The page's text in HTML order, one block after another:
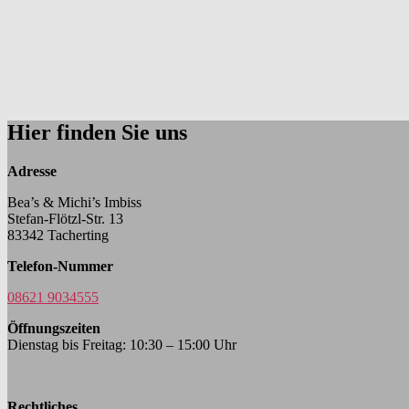
Hier finden Sie uns
Adresse
Bea’s & Michi’s Imbiss
Stefan-Flötzl-Str. 13
83342 Tacherting
Telefon-Nummer
08621 9034555
Öffnungszeiten
Dienstag bis Freitag: 10:30 – 15:00 Uhr